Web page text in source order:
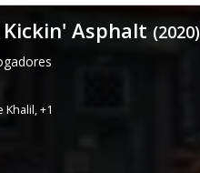
Asphalt (2020)
Khalil,+1